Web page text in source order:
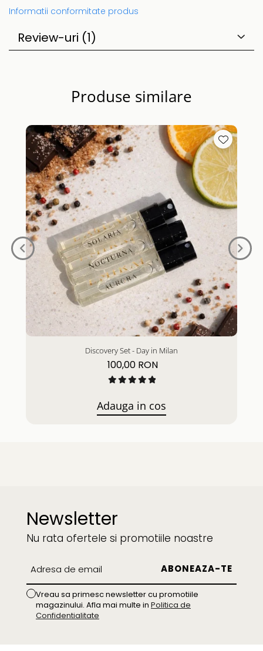
Informatii conformitate produs
Review-uri (1)
Produse similare
Discovery Set - Day in Milan
100,00 RON
Adauga in cos
Newsletter
Nu rata ofertele si promotiile noastre
Vreau sa primesc newsletter cu promotiile
magazinului. Afla mai multe in Politica de
Confidentialitate